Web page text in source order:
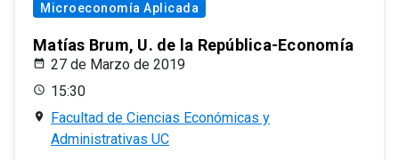
Microeconomía Aplicada
Matías Brum, U. de la República-Economía
27 de Marzo de 2019
15:30
Facultad de Ciencias Económicas y
Administrativas UC